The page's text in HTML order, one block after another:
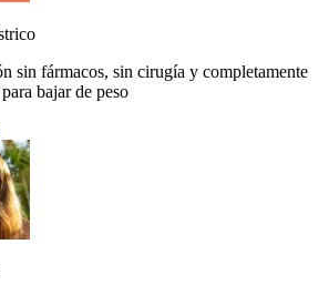
sin fármacos, sin cirugía y completamente
bajar de peso